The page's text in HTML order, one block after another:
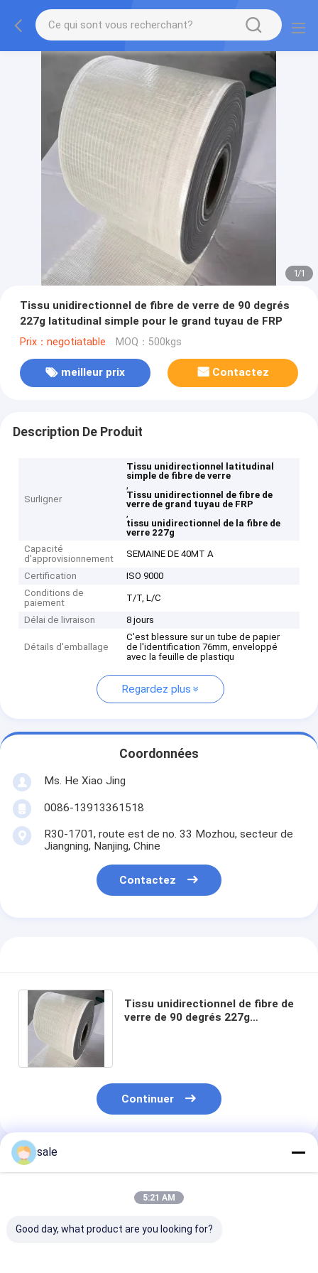
1/1
Tissu unidirectionnel de fibre de verre de 90 degrés
227g latitudinal simple pour le grand tuyau de FRP
Prix：negotiatable MOQ：500kgs
meilleur prix Contactez
Description De Produit
Surligner
Tissu unidirectionnel latitudinal
simple de fibre de verre
,
Tissu unidirectionnel de fibre de
verre de grand tuyau de FRP
,
tissu unidirectionnel de la fibre de
verre 227g
Capacité
d'approvisionnement
SEMAINE DE 40MT A
Certification
ISO 9000
Conditions de
paiement
T/T, L/C
Délai de livraison 8 jours
Détails d'emballage
C'est blessure sur un tube de papier
de l'identification 76mm, enveloppé
avec la feuille de plastiqu
Regardez plus
Coordonnées
Ms. He Xiao Jing
0086-13913361518
R30-1701, route est de no. 33 Mozhou, secteur de
Jiangning, Nanjing, Chine
Contactez
Tissu unidirectionnel de fibre de
verre de 90 degrés 227g
Continuer
Produits Recommandés
sale
5:21 AM
Good day, what product are you looking for?